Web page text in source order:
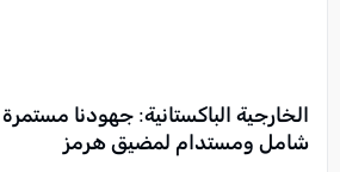
الخارجية الباكستانية: جهودنا
شامل ومستدام لمضيق هرمز